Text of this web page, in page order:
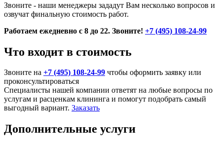
Звоните - наши менеджеры зададут Вам несколько вопросов и
озвучат финальную стоимость работ.
Работаем ежедневно с 8 до 22. Звоните! +7 (495) 108-24-99
Что входит в стоимость
Звоните на +7 (495) 108-24-99 чтобы оформить заявку или
проконсультироваться
Специалисты нашей компании ответят на любые вопросы по
услугам и расценкам клининга и помогут подобрать самый
выгодный вариант. Заказать
Дополнительные услуги